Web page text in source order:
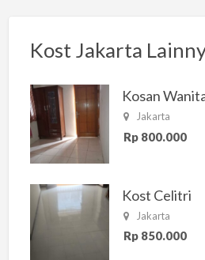
Kost Jakarta
Jakarta
Rp 800.000
Kost Celitri
Jakarta
Rp 850.000